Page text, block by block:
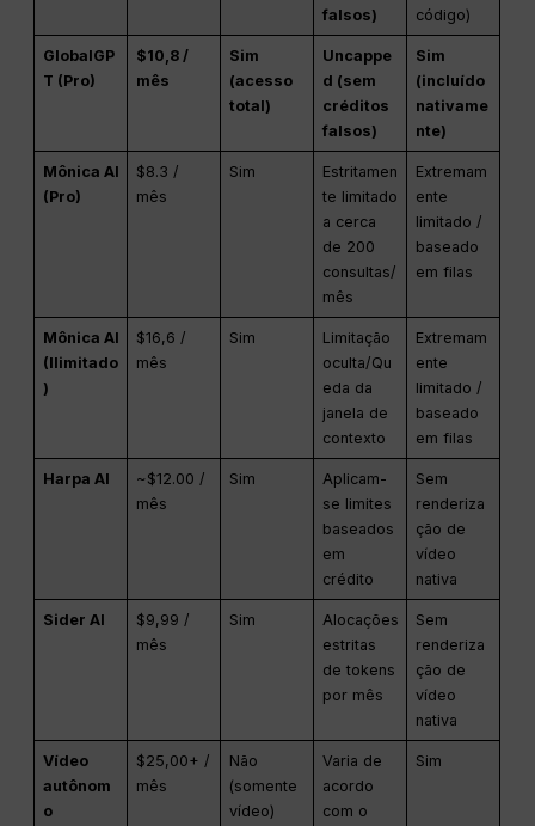
falsos)
código)
GlobalGP
T (Pro)
$10,8 /
mês
Sim
(acesso
total)
Uncappe
d (sem
créditos
falsos)
Sim
(incluído
nativame
nte)
Mônica AI
(Pro)
$8.3 /
mês
Sim
Estritamen
te limitado
a cerca
de 200
consultas/
mês
Extremam
ente
limitado /
baseado
em filas
Mônica AI
(Ilimitado
)
$16,6 /
mês
Sim
Limitação
oculta/Qu
eda da
janela de
contexto
Extremam
ente
limitado /
baseado
em filas
Harpa AI
~$12.00 /
mês
Sim
Aplicam-
se limites
baseados
em
crédito
Sem
renderiza
ção de
vídeo
nativa
Sider AI
$9,99 /
mês
Sim
Alocações
estritas
de tokens
por mês
Sem
renderiza
ção de
vídeo
nativa
Vídeo
autônom
o
$25,00+ /
mês
Não
(somente
vídeo)
Varia de
acordo
com o
Sim